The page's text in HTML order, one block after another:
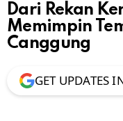
Dari Rekan
Memimpin
Canggung
GET UPDATES